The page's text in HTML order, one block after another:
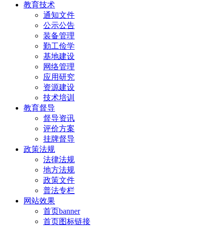
教育技术
通知文件
公示公告
装备管理
勤工俭学
基地建设
网络管理
应用研究
资源建设
技术培训
教育督导
督导资讯
评价方案
挂牌督导
政策法规
法律法规
地方法规
政策文件
普法专栏
网站效果
首页banner
首页图标链接